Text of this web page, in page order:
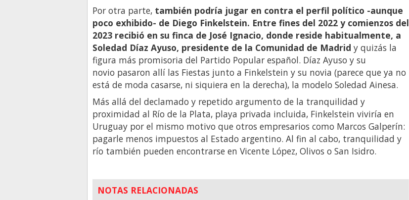
Por otra parte, también podría jugar en contra el perfil político -aunque
poco exhibido- de Diego Finkelstein. Entre fines del 2022 y comienzos del
2023 recibió en su finca de José Ignacio, donde reside habitualmente, a
Soledad Díaz Ayuso, presidente de la Comunidad de Madrid y quizás la
figura más promisoria del Partido Popular español. Díaz Ayuso y su
novio pasaron allí las Fiestas junto a Finkelstein y su novia (parece que ya no
está de moda casarse, ni siquiera en la derecha), la modelo Soledad Ainesa.
Más allá del declamado y repetido argumento de la tranquilidad y
proximidad al Río de la Plata, playa privada incluida, Finkelstein viviría en
Uruguay por el mismo motivo que otros empresarios como Marcos Galperín:
pagarle menos impuestos al Estado argentino. Al fin al cabo, tranquilidad y
río también pueden encontrarse en Vicente López, Olivos o San Isidro.
NOTAS RELACIONADAS